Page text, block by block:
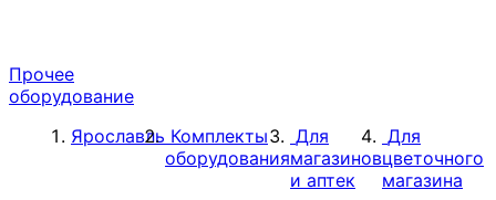
Прочее
оборудование
Ярославль Комплекты
оборудования
Для
магазинов
и аптек
Для
цветочного
магазина